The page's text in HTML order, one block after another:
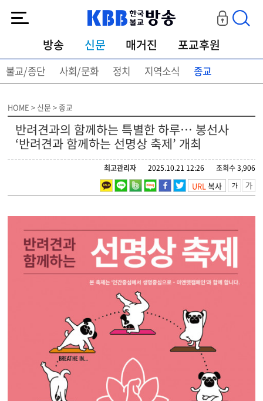
방송 신문 매거진 포교후원
불교/종단 사회/문화 정치 지역소식 종교
HOME > 신문 > 종교
반려견과의 함께하는 특별한 하루… 봉선사
‘반려견과 함께하는 선명상 축제’ 개최
조회수 3,906
2025.10.21 12:26
최고관리자
URL복사